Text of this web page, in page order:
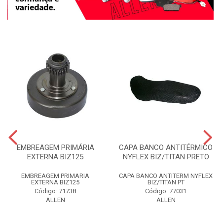
EMBREAGEM PRIMÁRIA
EXTERNA BIZ125
EMBREAGEM PRIMARIA
EXTERNA BIZ125
Código: 71738
ALLEN
CAPA BANCO ANTITÉRMICO
NYFLEX BIZ/TITAN PRETO
CAPA BANCO ANTITERM NYFLEX
BIZ/TITAN PT
Código: 77031
ALLEN